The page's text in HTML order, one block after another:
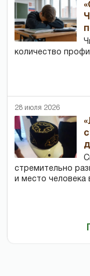
количество
28 июля 2026
стремительно
и место человека